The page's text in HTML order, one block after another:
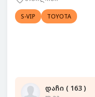
S-VIP TOYOTA
დაჩი ( 163 )